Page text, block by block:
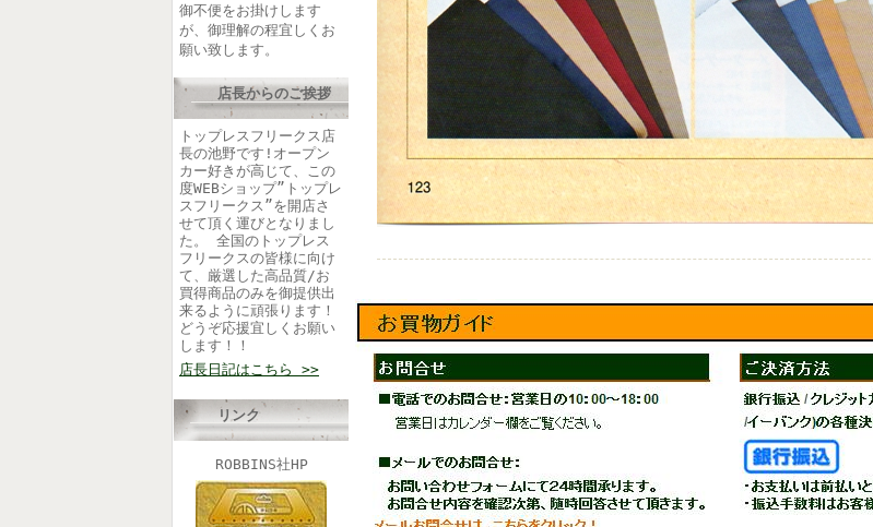
御不便をお掛けします
が、御理解の程宜しくお
願い致します。
店長からのご挨拶
トップレスフリークス店
長の池野です!オープン
カー好きが高じて、この
度WEBショップ”トップレ
スフリークス”を開店さ
せて頂く運びとなりまし
た。 全国のトップレス
フリークスの皆様に向け
て、厳選した高品質/お
買得商品のみを御提供出
来るように頑張ります！
どうぞ応援宜しくお願い
します！！
店長日記はこちら >>
リンク
ROBBINS社HP